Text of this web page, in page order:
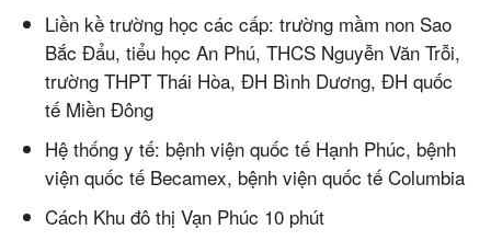
Liền kề trường học các cấp: trường mầm non Sao
Bắc Đẩu, tiểu học An Phú, THCS Nguyễn Văn Trỗi,
trường THPT Thái Hòa, ĐH Bình Dương, ĐH quốc
tế Miền Đông
Hệ thống y tế: bệnh viện quốc tế Hạnh Phúc, bệnh
viện quốc tế Becamex, bệnh viện quốc tế Columbia
Cách Khu đô thị Vạn Phúc 10 phút